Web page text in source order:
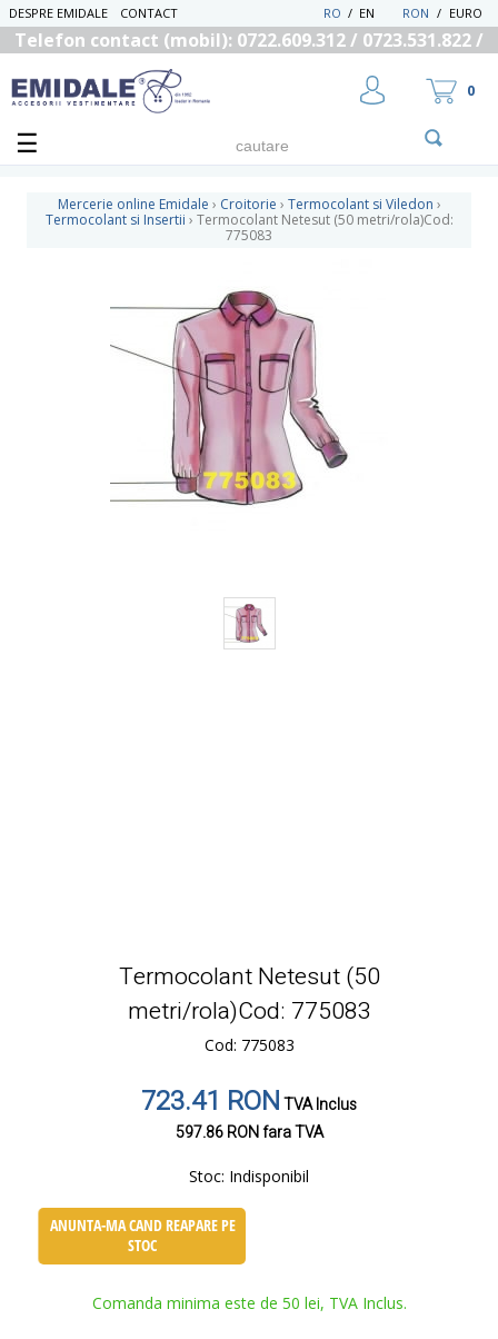
DESPRE EMIDALE CONTACT RON / EURO
EN
/
RO
Telefon contact (mobil): 0722.609.312 / 0723.531.822 /
0
Mercerie online Emidale › Croitorie › Termocolant si Viledon ›
Termocolant si Insertii › Termocolant Netesut (50 metri/rola)Cod:
775083
Termocolant Netesut (50
metri/rola)Cod: 775083
Cod: 775083
723.41 RONTVA Inclus
597.86 RONfara TVA
Stoc: Indisponibil
ANUNTA-MA CAND REAPARE PE
STOC
Comanda minima este de 50 lei, TVA Inclus.